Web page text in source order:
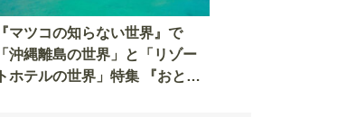
『マツコの知らない世界』で
「沖縄離島の世界」と「リゾー
トホテルの世界」特集 『おとな